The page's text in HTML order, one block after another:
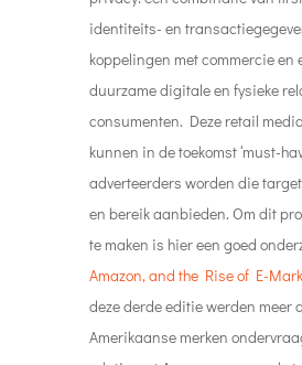
en bereik aanbieden. Om dit
te maken is hier een goed
Amazon, and the Rise of E-
deze derde editie werden meer
relatie met Amazon en e-
geeft een beetje een inzicht in hun
marketingcommunicatie- en
#10Alles over NFT’s
Mocht het woord NFT voor jou